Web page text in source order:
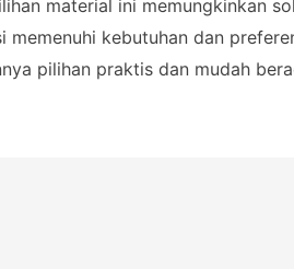
material ini memungkinkan
memenuhi kebutuhan dan
pilihan praktis dan mudah